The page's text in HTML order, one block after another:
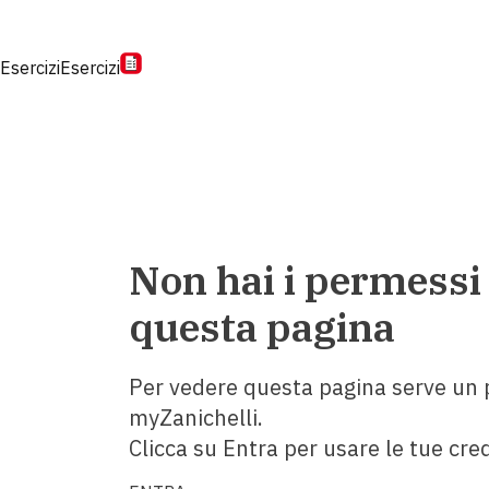
EserciziEsercizi
Non hai i
questa pagina
Per vedere questa pagina serve un
myZanichelli.
Clicca su Entra per usare le tue